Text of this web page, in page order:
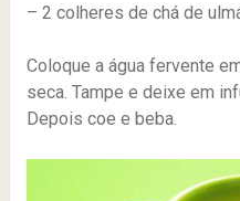
– 2 colheres de chá de
Coloque a água fervente
seca. Tampe e deixe em
Depois coe e beba.